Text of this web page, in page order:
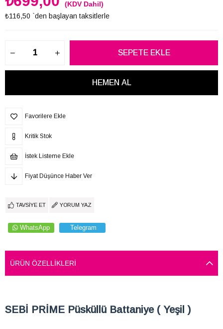
(KDV Dahil)
₺116,50 `den başlayan taksitlerle
Favorilere Ekle
Kritik Stok
İstek Listeme Ekle
Fiyat Düşünce Haber Ver
TAVSIYE ET YORUM YAZ
WhatsApp Telegram
ÜRÜN ÖZELLIKLERI
SEBİ PRİME Püsküllü Battaniye ( Yeşil )